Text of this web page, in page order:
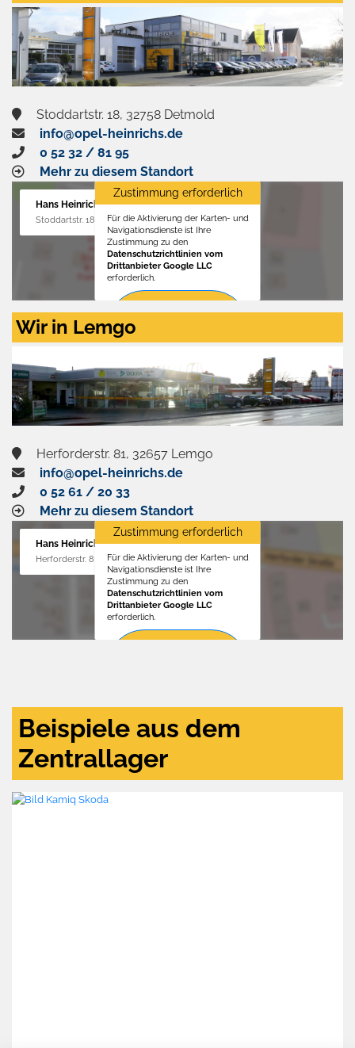
Stoddartstr. 18, 32758 Detmold
info@opel-heinrichs.de
0 52 32 / 81 95
Mehr zu diesem Standort
Hans Heinrichs GmbH
Stoddartstr. 18, 32758 Detmold
Zustimmung erforderlich
Für die Aktivierung der Karten- und
Navigationsdienste ist Ihre
Zustimmung zu den
Datenschutzrichtlinien vom
Drittanbieter Google LLC
erforderlich.
Zustimmen
aktivieren
Wir in Lemgo
Herforderstr. 81, 32657 Lemgo
info@opel-heinrichs.de
0 52 61 / 20 33
Mehr zu diesem Standort
Hans Heinrichs GmbH
Herforderstr. 81, 32657 Lemgo
Zustimmung erforderlich
Für die Aktivierung der Karten- und
Navigationsdienste ist Ihre
Zustimmung zu den
Datenschutzrichtlinien vom
Drittanbieter Google LLC
erforderlich.
Beispiele aus dem
Zentrallager